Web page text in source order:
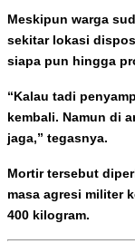
Meskipun warga
sekitar lokasi
siapa pun hingga
“Kalau tadi
kembali. Namun di
jaga,” tegasnya.
Mortir tersebut
masa agresi militer
400 kilogram.